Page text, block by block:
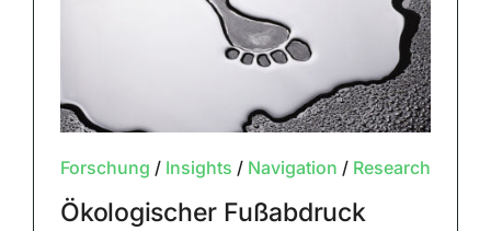
Forschung / Insights / Navigation / Research
Ökologischer Fußabdruck